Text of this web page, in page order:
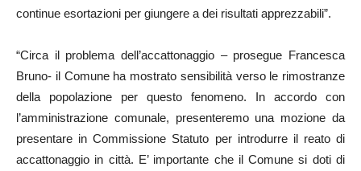
continue esortazioni per giungere a dei risultati apprezzabili”.
“Circa il problema dell’accattonaggio – prosegue Francesca
Bruno- il Comune ha mostrato sensibilità verso le rimostranze
della popolazione per questo fenomeno. In accordo con
l’amministrazione comunale, presenteremo una mozione da
presentare in Commissione Statuto per introdurre il reato di
accattonaggio in città. E’ importante che il Comune si doti di